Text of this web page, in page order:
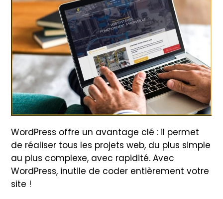
WordPress offre un avantage clé : il permet
de réaliser tous les projets web, du plus simple
au plus complexe, avec rapidité. Avec
WordPress, inutile de coder entièrement votre
site !